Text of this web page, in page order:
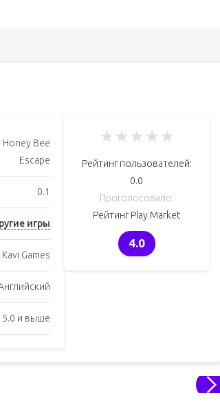
Honey Bee
Escape
0.1
игры
Kavi Games
5.0 и выше
★★★★★
Рейтинг пользователей:
0.0
Проголосовало:
Рейтинг Play Market
4.0